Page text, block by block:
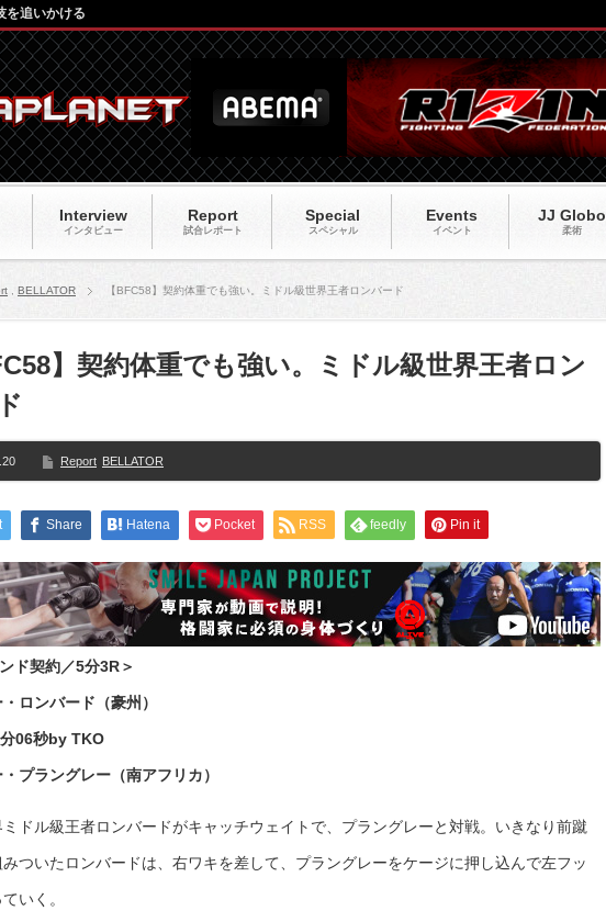
Interview
インタビュー
Report
試合レポート
Special
スペシャル
Events
イベント
JJ Globo
柔術
を追いかける
BELLATOR 【BFC58】契約体重でも強い。ミドル級世界王者ロンバード
】契約体重でも強い。ミドル級世界王者ロン
Report BELLATOR
Share Hatena Pocket RSS feedly Pin it
ド契約／5分3R＞
ロンバード（豪州）
06秒by TKO
・プラングレー（南アフリカ）
ミドル級王者ロンバードがキャッチウェイトで、プラングレーと対戦。いきなり前蹴
みついたロンバードは、右ワキを差して、プラングレーをケージに押し込んで左フッ
いく。